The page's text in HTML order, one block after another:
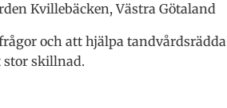
Kvillebäcken, Västra Götaland
och att hjälpa
stor skillnad.